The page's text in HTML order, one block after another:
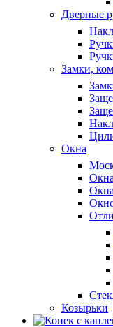
Дверные
Замки,
Окна
Козырьки